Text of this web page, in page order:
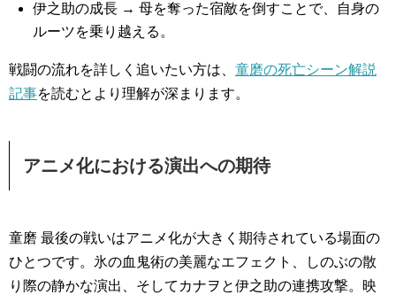
伊之助の成長 → 母を奪った宿敵を倒すことで、自身の
ルーツを乗り越える。
戦闘の流れを詳しく追いたい方は、 童磨の死亡シーン解説
記事を読むとより理解が深まります。
アニメ化における演出への期待
童磨 最後の戦いはアニメ化が大きく期待されている場面の
ひとつです。氷の血鬼術の美麗なエフェクト、しのぶの散
り際の静かな演出、そしてカナヲと伊之助の連携攻撃。映